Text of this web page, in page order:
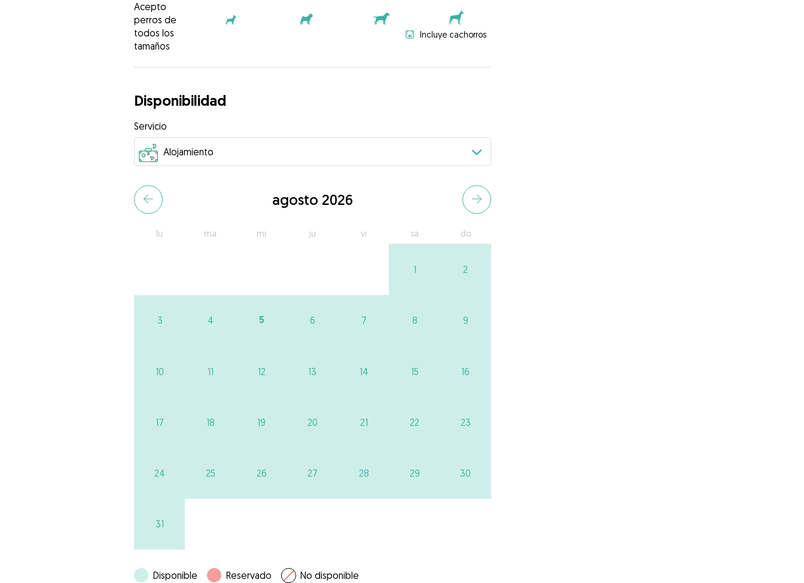
Acepto
perros de
todos los
tamaños
Incluye cachorros
Disponibilidad
Servicio
agosto 2026
lu ma mi ju vi sa do
1 2
3 4 5 6 7 8 9
10 11 12 13 14 15 16
17 18 19 20 21 22 23
24 25 26 27 28 29 30
31
Disponible Reservado No disponible